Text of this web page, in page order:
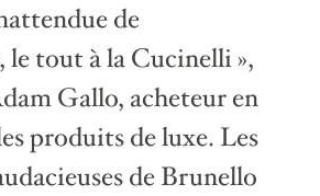
de
le tout à la Cucinelli »,
Gallo, acheteur en
produits de luxe. Les
de Brunello